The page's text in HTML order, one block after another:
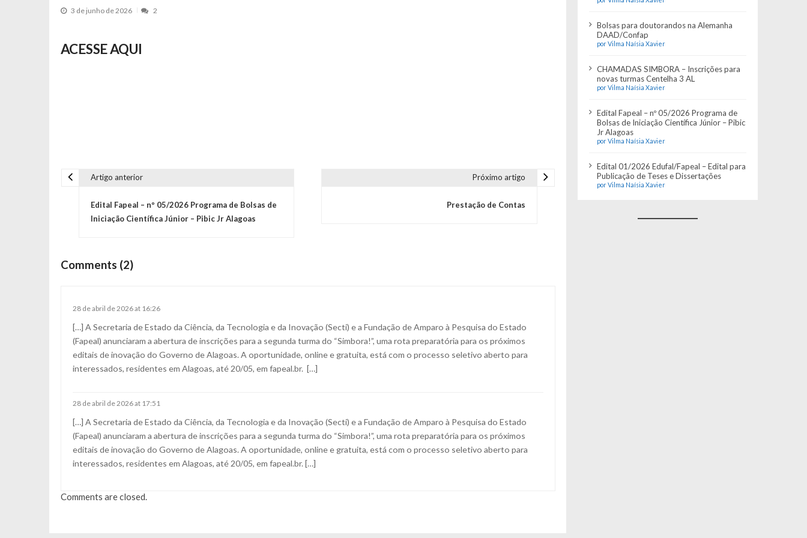
3 de junho de 2026 2
ACESSE AQUI
e
Artigo anterior
Edital Fapeal – nº 05/2026 Programa de Bolsas de
Iniciação Científica Júnior – Pibic Jr Alagoas
Próximo artigo
Prestação de Contas
Comments (2)
28 de abril de 2026 at 16:26
[…] A Secretaria de Estado da Ciência, da Tecnologia e da Inovação (Secti) e a Fundação de Amparo à Pesquisa do Estado
(Fapeal) anunciaram a abertura de inscrições para a segunda turma do “Simbora!”, uma rota preparatória para os próximos
editais de inovação do Governo de Alagoas. A oportunidade, online e gratuita, está com o processo seletivo aberto para
interessados, residentes em Alagoas, até 20/05, em fapeal.br. […]
28 de abril de 2026 at 17:51
[…] A Secretaria de Estado da Ciência, da Tecnologia e da Inovação (Secti) e a Fundação de Amparo à Pesquisa do Estado
(Fapeal) anunciaram a abertura de inscrições para a segunda turma do “Simbora!”, uma rota preparatória para os próximos
editais de inovação do Governo de Alagoas. A oportunidade, online e gratuita, está com o processo seletivo aberto para
interessados, residentes em Alagoas, até 20/05, em fapeal.br. […]
Comments are closed.
Bolsas para doutorandos na Alemanha
DAAD/Confap
por Vilma Naísia Xavier
CHAMADAS SIMBORA – Inscrições para
novas turmas Centelha 3 AL
por Vilma Naísia Xavier
Edital Fapeal – nº 05/2026 Programa de
Bolsas de Iniciação Científica Júnior – Pibic
Jr Alagoas
por Vilma Naísia Xavier
Edital 01/2026 Edufal/Fapeal – Edital para
Publicação de Teses e Dissertações
por Vilma Naísia Xavier